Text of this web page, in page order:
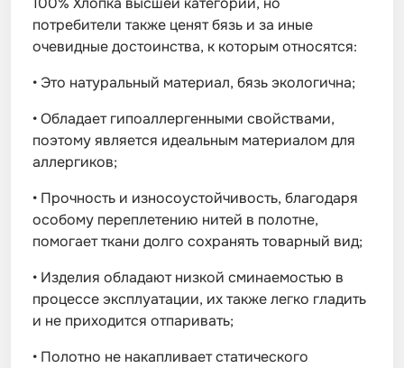
потребители также ценят бязь и за иные
очевидные достоинства, к которым относятся:
• Это натуральный материал, бязь экологична;
•Обладает гипоаллергенными свойствами,
поэтому является идеальным материалом для
аллергиков;
• Прочность и износоустойчивость, благодаря
особому переплетению нитей в полотне,
помогает ткани долго сохранять товарный вид;
• Изделия обладают низкой сминаемостью в
процессе эксплуатации, их также легко гладить
и не приходится отпаривать;
• Полотно не накапливает статического